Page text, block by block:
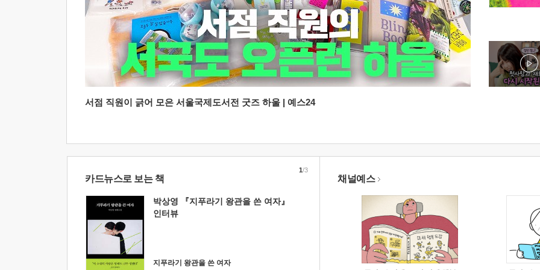
서점 직원이 긁어 모은 서울국제도서전 굿즈 하울 | 예스24
카드뉴스로 보는 책
박상영 『지푸라기 왕관을 쓴 여자』
인터뷰
지푸라기 왕관을 쓴 여자
1/3
채널예스